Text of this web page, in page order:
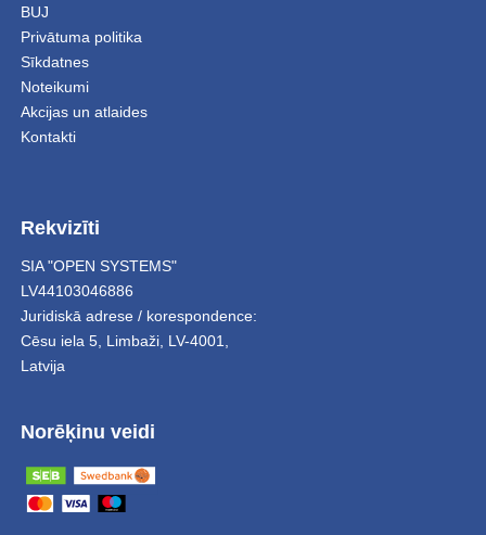
BUJ
Privātuma politika
Sīkdatnes
Noteikumi
Akcijas un atlaides
Kontakti
Rekvizīti
SIA "OPEN SYSTEMS"
LV44103046886
Juridiskā adrese / korespondence:
Cēsu iela 5, Limbaži, LV-4001,
Latvija
Norēķinu veidi